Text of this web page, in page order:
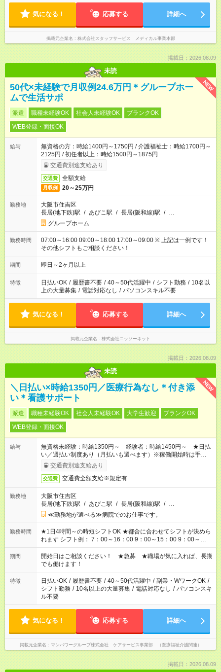
気になる！ 応募する 詳細へ
掲載元企業名 株式会社スタッフサービス メディカル事業本部
掲載日：2026.08.09
未読
NEW
50代×未経験で月収例24.6万円＊グループホー
ムで生活サポ
派遣 職種未経験OK 社会人未経験OK
ブランクOK
WEB登録・面接OK
給与
無資格の方：時給1400円～1750円 / 介護福祉士：時給1700円～
2125円 / 初任者以上：時給1500円～1875円
交通費別途支給あり
交通費 全額支給
月収例 20～25万円
勤務地
大阪市住吉区
長居(地下鉄)駅 / あびこ駅 / 長居(阪和線)駅 / …
グループホーム
勤務時間
07:00～16:00 09:00～18:00 17:00～09:00 ※ 上記は一例です！
その他シフトもご相談ください！
期間 即日～2ヶ月以上
特徴 日払いOK / 履歴書不要 / 40～50代活躍中 / シフト勤務 / 10名以
上の大量募集 / 電話対応なし / パソコンスキル不要
気になる！ 応募する 詳細へ
掲載元企業名 株式会社ニッソーネット
掲載日：2026.08.09
未読
NEW
＼日払い×時給1350円／医療行為なし＊付き添
い＊看護サポート
派遣 職種未経験OK 社会人未経験OK 大学生歓迎
ブランクOK
WEB登録・面接OK
給与
無資格未経験：時給1350円～ 経験者：時給1450円～ ★日払
い／週払い制度あり（月払いも選べます）※稼働開始時は手続き
完了次第のお支払いとなります。
交通費別途支給あり
交通費 交通費全額支給※規定有
勤務地
大阪市住吉区
長居(地下鉄)駅 / あびこ駅 / 長居(阪和線)駅 / …
≪勤務地が選べる≫病院でのお仕事です。
勤務時間
★1日4時間～の時短シフトOK ★都合に合わせてシフトが決めら
れます シフト例： 7：00～16：00 9：00～15：00 9：00～
18：00 11：00～20：00 など ※Wワークの場合、他のお仕事と
合わせ週40時間超の就業はご案内できません ※法令に基づき、
週20時間以上勤務は社会保険への加入対象となります ※労働者
派遣法（日雇い派遣の原則禁止）により、短時間・短期間の就
業はご案内が難しい場合があります
期間
開始日はご相談ください！ ★急募 ★職場が気に入れば、長期
でも働けます！
特徴 日払いOK / 履歴書不要 / 40～50代活躍中 / 副業・WワークOK /
シフト勤務 / 10名以上の大量募集 / 電話対応なし / パソコンスキ
ル不要
気になる！ 応募する 詳細へ
掲載元企業名 マンパワーグループ株式会社 ケアサービス事業部 （医療福祉介護関連）
掲載日：2026.08.09